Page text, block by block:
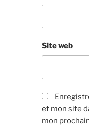
Site web
et mon site
mon